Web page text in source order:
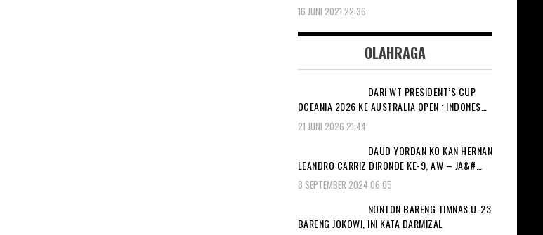
16 JUNI 2021 22:36
OLAHRAGA
DARI WT PRESIDENT’S CUP
OCEANIA 2026 KE AUSTRALIA OPEN : INDONES…
21 JUNI 2026 21:44
DAUD YORDAN KO KAN HERNAN
LEANDRO CARRIZ DIRONDE KE-9, AW – JA&#…
8 SEPTEMBER 2024 06:05
NONTON BARENG TIMNAS U-23
BARENG JOKOWI, INI KATA DARMIZAL